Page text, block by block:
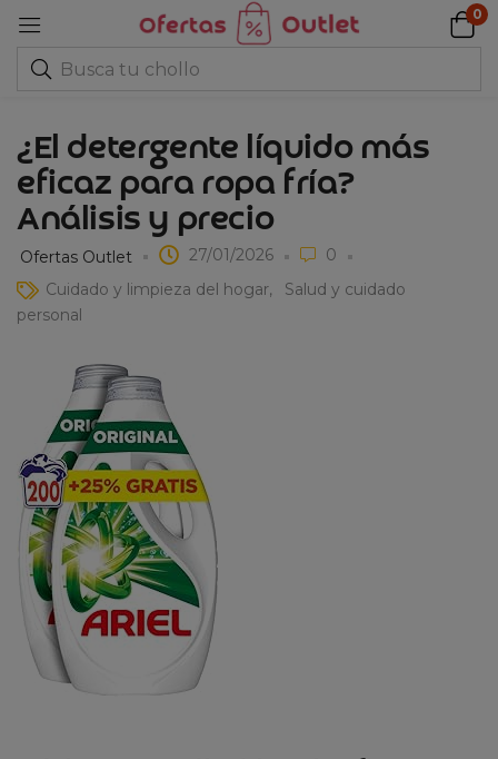
0
¿El detergente líquido más
eficaz para ropa fría?
Análisis y precio
Ofertas Outlet 27/01/2026
0
Cuidado y limpieza del hogar
Salud y cuidado
personal